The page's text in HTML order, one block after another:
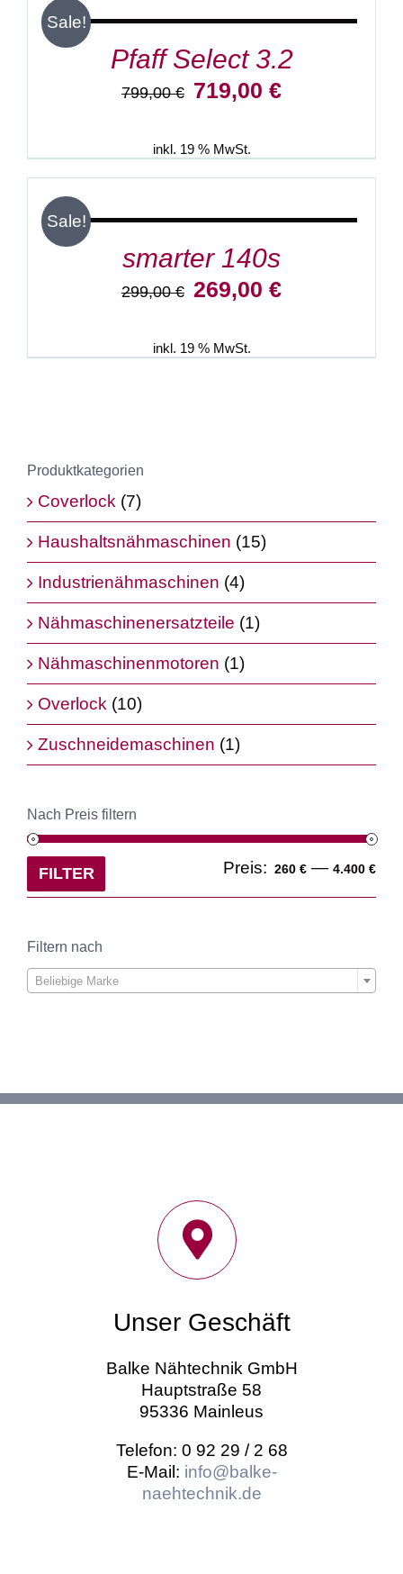
Sale!
Pfaff Select 3.2
799,00€ Ursprünglicher
799,00 €
719,00 €Aktueller
inkl. 19 % MwSt.
Sale!
IN
smarter 140s
299,00€ Ursprünglicher
299,00 €
269,00 €Aktueller
inkl. 19 % MwSt.
Produktkategorien
Coverlock (7)
Haushaltsnähmaschinen (15)
Industrienähmaschinen (4)
Nähmaschinenersatzteile (1)
Nähmaschinenmotoren (1)
Overlock (10)
Zuschneidemaschinen (1)
Nach Preis filtern
FILTER Preis: 260 € — 4.400 €
Filtern nach
Beliebige Marke
Unser Geschäft
Balke Nähtechnik GmbH
Hauptstraße 58
95336 Mainleus
Telefon: 0 92 29 / 2 68
E-Mail: info@balke-
naehtechnik.de